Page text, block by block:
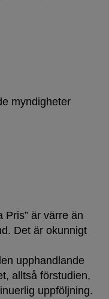
myndigheter
Pris” är värre än
Det är okunnigt
upphandlande
alltså förstudien,
uppföljning.